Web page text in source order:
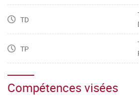
TD
TP
Compétences visées